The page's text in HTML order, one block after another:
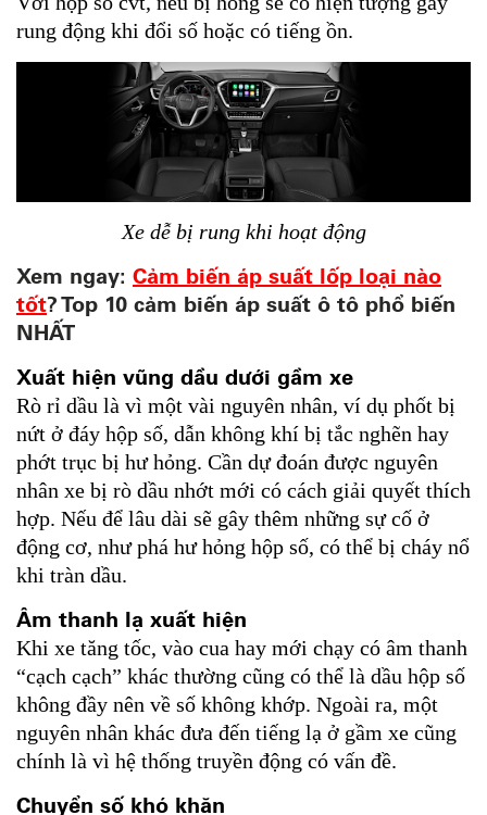
rung động khi đổi số hoặc có tiếng ồn.
Xe dễ bị rung khi hoạt động
Xem ngay: Cảm biến áp suất lốp loại nào
tốt? Top 10 cảm biến áp suất ô tô phổ biến
NHẤT
Xuất hiện vũng dầu dưới gầm xe
Rò rỉ dầu là vì một vài nguyên nhân, ví dụ phốt bị
nứt ở đáy hộp số, dẫn không khí bị tắc nghẽn hay
phớt trục bị hư hỏng. Cần dự đoán được nguyên
nhân xe bị rò dầu nhớt mới có cách giải quyết thích
hợp. Nếu để lâu dài sẽ gây thêm những sự cố ở
động cơ, như phá hư hỏng hộp số, có thể bị cháy nổ
khi tràn dầu.
Âm thanh lạ xuất hiện
Khi xe tăng tốc, vào cua hay mới chạy có âm thanh
“cạch cạch” khác thường cũng có thể là dầu hộp số
không đầy nên về số không khớp. Ngoài ra, một
nguyên nhân khác đưa đến tiếng lạ ở gầm xe cũng
chính là vì hệ thống truyền động có vấn đề.
Chuyển số khó khăn